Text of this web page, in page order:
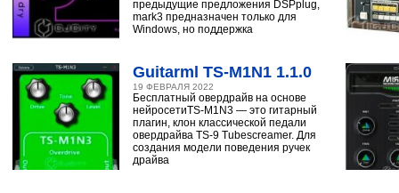
предыдущие предложения DSPplug,
mark3 предназначен только для
Windows, но поддержка
Guitarml TS-M1N1 1.1.0
19 ФЕВРАЛЯ 2022
Бесплатный овердрайв на основе
нейросетиTS-M1N3 — это гитарный
плагин, клон классической педали
овердрайва TS-9 Tubescreamer. Для
создания модели поведения ручек
драйва